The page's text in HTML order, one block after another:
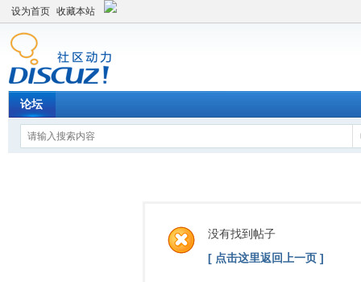
设为首页 收藏本站
论坛
没有找到帖子
[ 点击这里返回上一页 ]